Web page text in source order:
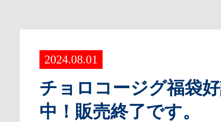
2024.08.01
チョロコージグ福袋
中！販売終了です。